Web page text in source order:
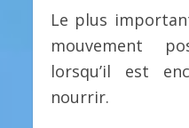
Le plus
mouvement
lorsqu’il est
nourrir.